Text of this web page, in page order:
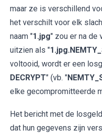
maar ze is verschillend
het verschilt voor elk
naam "1.jpg" zou er na de
uitzien als "
voltooid, wordt er een
DECRYPT" (vb. "
elke gecompromitteerde
Het bericht met de
dat hun gegevens zijn